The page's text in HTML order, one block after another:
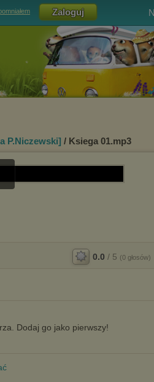
P.Niczewski] / Ksiega 01.mp3
0.0 / 5 (0 głosów)
Dodaj go jako pierwszy!